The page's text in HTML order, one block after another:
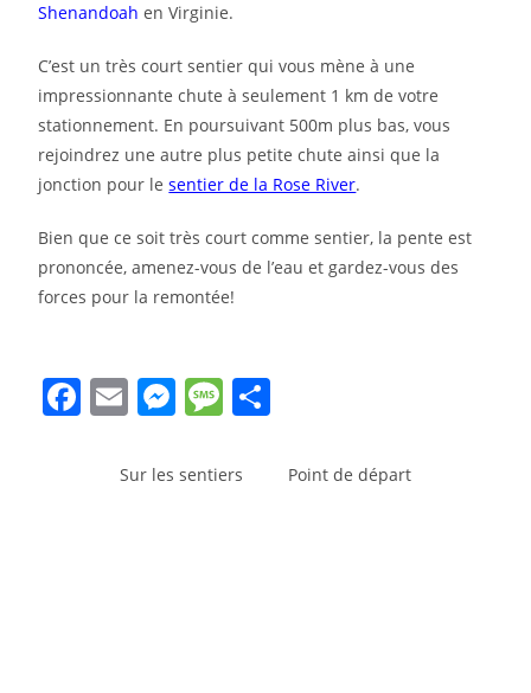
Shenandoah en Virginie.
C’est un très court sentier qui vous mène à une
impressionnante chute à seulement 1 km de votre
stationnement. En poursuivant 500m plus bas, vous
rejoindrez une autre plus petite chute ainsi que la
jonction pour lesentier de la Rose River.
Bien que ce soit très court comme sentier, la pente est
prononcée, amenez-vous de l’eau et gardez-vous des
forces pour la remontée!
F E
ai
M
ss
M
ss ar
Sur les sentiers Point de départ